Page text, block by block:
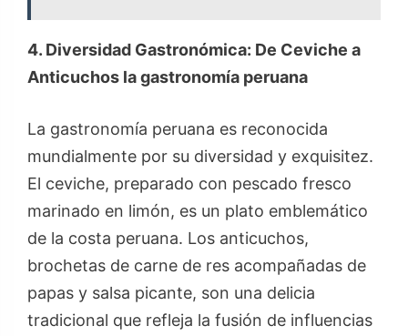
4. Diversidad Gastronómica: De Ceviche a
Anticuchos la gastronomía peruana
La gastronomía peruana es reconocida
mundialmente por su diversidad y exquisitez.
El ceviche, preparado con pescado fresco
marinado en limón, es un plato emblemático
de la costa peruana. Los anticuchos,
brochetas de carne de res acompañadas de
papas y salsa picante, son una delicia
tradicional que refleja la fusión de influencias